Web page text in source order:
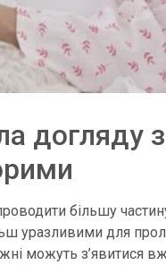
догляду
більшу
уразливими для
можуть з’явитися